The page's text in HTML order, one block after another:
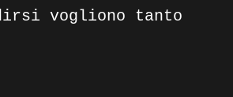
vogliono tanto